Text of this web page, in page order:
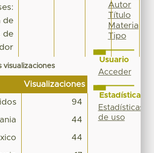
de
de
visualizaciones
Visualizaciones
94
44
44
Autor
Título
Materia
Tipo
Usuario
Acceder
Estadísticas
Estadísticas
de uso